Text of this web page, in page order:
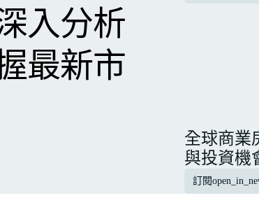
入分析
最新市
全球商業
與投資機
訂閱